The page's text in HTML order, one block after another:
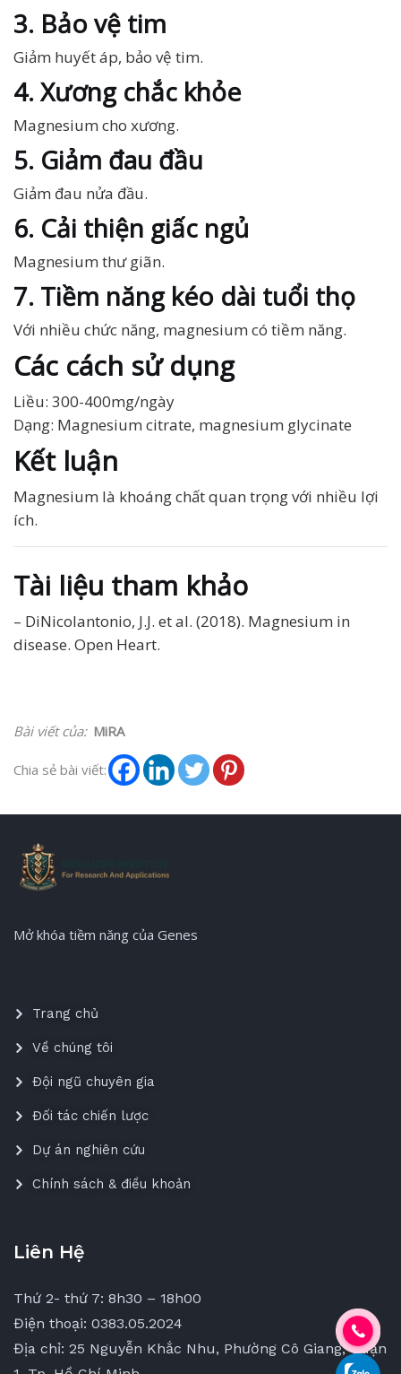
3. Bảo vệ tim
Giảm huyết áp, bảo vệ tim.
4. Xương chắc khỏe
Magnesium cho xương.
5. Giảm đau đầu
Giảm đau nửa đầu.
6. Cải thiện giấc ngủ
Magnesium thư giãn.
7. Tiềm năng kéo dài tuổi thọ
Với nhiều chức năng, magnesium có tiềm năng.
Các cách sử dụng
Liều: 300-400mg/ngày
Dạng: Magnesium citrate, magnesium glycinate
Kết luận
Magnesium là khoáng chất quan trọng với nhiều lợi
ích.
Tài liệu tham khảo
– DiNicolantonio, J.J. et al. (2018). Magnesium in
disease. Open Heart.
Bài viết của: MiRA
Chia sẻ bài viết:
Mở khóa tiềm năng của Genes
Trang chủ
Về chúng tôi
Đội ngũ chuyên gia
Đối tác chiến lược
Dự án nghiên cứu
Chính sách & điều khoản
Liên Hệ
Thứ 2- thứ 7: 8h30 – 18h00
Điện thoại: 0383.05.2024
Địa chỉ: 25 Nguyễn Khắc Nhu, Phường Cô Giang, Quận